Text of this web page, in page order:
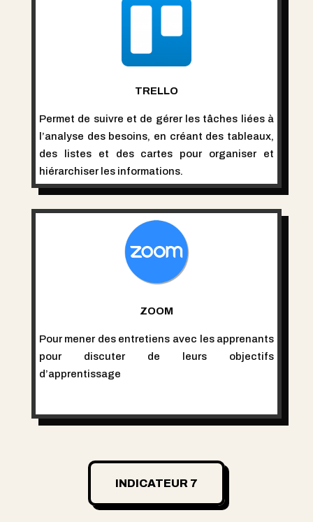
TRELLO
Permet de suivre et de gérer les tâches liées à
l’analyse des besoins, en créant des tableaux,
des listes et des cartes pour organiser et
hiérarchiser les informations.
ZOOM
Pour mener des entretiens avec les apprenants
pour discuter de leurs objectifs
d’apprentissage
INDICATEUR 7